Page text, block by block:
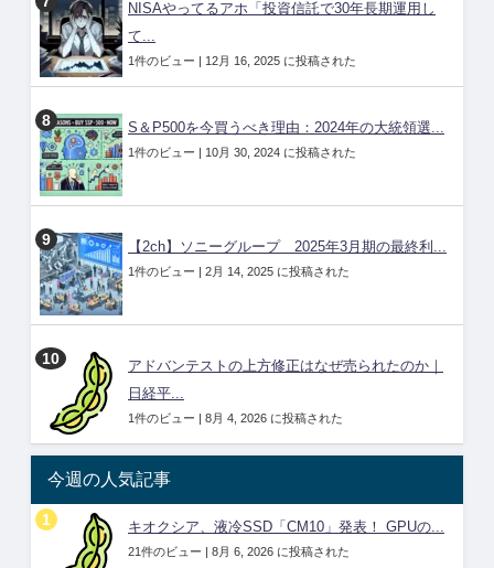
NISAやってるアホ「投資信託で30年長期運用し
て...
1件のビュー | 12月 16, 2025 に投稿された
S＆P500を今買うべき理由：2024年の大統領選...
1件のビュー | 10月 30, 2024 に投稿された
【2ch】ソニーグループ 2025年3月期の最終利...
1件のビュー | 2月 14, 2025 に投稿された
アドバンテストの上方修正はなぜ売られたのか｜
日経平...
1件のビュー | 8月 4, 2026 に投稿された
今週の人気記事
キオクシア、液冷SSD「CM10」発表！ GPUの...
21件のビュー | 8月 6, 2026 に投稿された